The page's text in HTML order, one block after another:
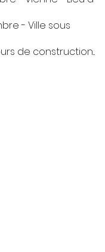
- Ville sous
de construction...